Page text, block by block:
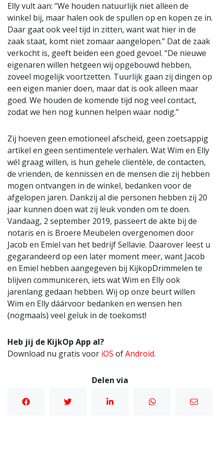
Elly vult aan: “We houden natuurlijk niet alleen de
winkel bij, maar halen ook de spullen op en kopen ze in.
Daar gaat ook veel tijd in zitten, want wat hier in de
zaak staat, komt niet zomaar aangelopen.” Dat de zaak
verkocht is, geeft beiden een goed gevoel. “De nieuwe
eigenaren willen hetgeen wij opgebouwd hebben,
zoveel mogelijk voortzetten. Tuurlijk gaan zij dingen op
een eigen manier doen, maar dat is ook alleen maar
goed. We houden de komende tijd nog veel contact,
zodat we hen nog kunnen helpen waar nodig.”
Zij hoeven geen emotioneel afscheid, geen zoetsappig
artikel en geen sentimentele verhalen. Wat Wim en Elly
wél graag willen, is hun gehele clientèle, de contacten,
de vrienden, de kennissen en de mensen die zij hebben
mogen ontvangen in de winkel, bedanken voor de
afgelopen jaren. Dankzij al die personen hebben zij 20
jaar kunnen doen wat zij leuk vonden om te doen.
Vandaag, 2 september 2019, passeert de akte bij de
notaris en is Broere Meubelen overgenomen door
Jacob en Emiel van het bedrijf Sellavie. Daarover leest u
gegarandeerd op een later moment meer, want Jacob
en Emiel hebben aangegeven bij KijkopDrimmelen te
blijven communiceren, iets wat Wim en Elly ook
jarenlang gedaan hebben. Wij op onze beurt willen
Wim en Elly dáárvoor bedanken en wensen hen
(nogmaals) veel geluk in de toekomst!
Heb jij de KijkOp App al?
Download nu gratis voor iOS ofAndroid.
Delen via